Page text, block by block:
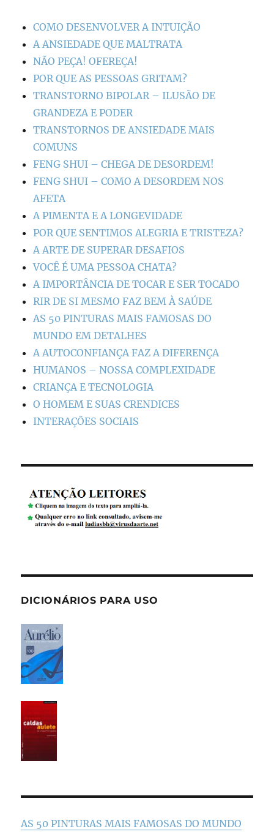
COMO DESENVOLVER A INTUIÇÃO
A ANSIEDADE QUE MALTRATA
NÃO PEÇA! OFEREÇA!
POR QUE AS PESSOAS GRITAM?
TRANSTORNO BIPOLAR – ILUSÃO DE
GRANDEZA E PODER
TRANSTORNOS DE ANSIEDADE MAIS
COMUNS
FENG SHUI – CHEGA DE DESORDEM!
FENG SHUI – COMO A DESORDEM NOS
AFETA
A PIMENTA E A LONGEVIDADE
POR QUE SENTIMOS ALEGRIA E TRISTEZA?
A ARTE DE SUPERAR DESAFIOS
VOCÊ É UMA PESSOA CHATA?
A IMPORTÂNCIA DE TOCAR E SER TOCADO
RIR DE SI MESMO FAZ BEM À SAÚDE
AS 50 PINTURAS MAIS FAMOSAS DO
MUNDO EM DETALHES
A AUTOCONFIANÇA FAZ A DIFERENÇA
HUMANOS – NOSSA COMPLEXIDADE
CRIANÇA E TECNOLOGIA
O HOMEM E SUAS CRENDICES
INTERAÇÕES SOCIAIS
DICIONÁRIOS PARA USO
AS 50 PINTURAS MAIS FAMOSAS DO MUNDO